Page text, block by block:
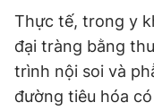
Thực tế, trong y
đại tràng bằng
trình nội soi và
đường tiêu hóa